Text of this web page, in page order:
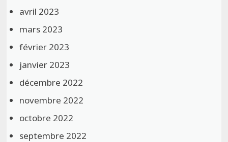
avril 2023
mars 2023
février 2023
janvier 2023
décembre 2022
novembre 2022
octobre 2022
septembre 2022